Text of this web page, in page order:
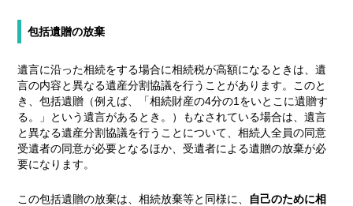
包括遺贈の放棄
遺言に沿った相続をする場合に相続税が高額になるときは、遺
言の内容と異なる遺産分割協議を行うことがあります。このと
き、包括遺贈（例えば、「相続財産の4分の1をいとこに遺贈す
る。」という遺言があるとき。）もなされている場合は、遺言
と異なる遺産分割協議を行うことについて、相続人全員の同意
受遺者の同意が必要となるほか、受遺者による遺贈の放棄が必
要になります 。
この包括遺贈の放棄は、相続放棄等と同様に、
自己のために相